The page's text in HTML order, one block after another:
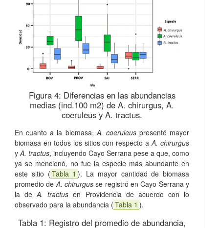
Figura 4: Diferencias en las abundancias
medias (ind.100 m2) de A. chirurgus, A.
coeruleus y A. tractus.
En cuanto a la biomasa, A. coeruleuspresentó mayor
biomasa en todos los sitios con respecto aA. chirurgus
y A. tractus, incluyendo Cayo Serrana pese a que, como
ya se mencionó, no fue la especie más abundante en
este sitio ( Tabla 1 ). La mayor cantidad de biomasa
promedio de A. chirurgus se registró en Cayo Serrana y
la deA. tractus en Providencia de acuerdo con lo
observado para la abundancia ( Tabla 1 ).
Tabla 1: Registro del promedio de abundancia,